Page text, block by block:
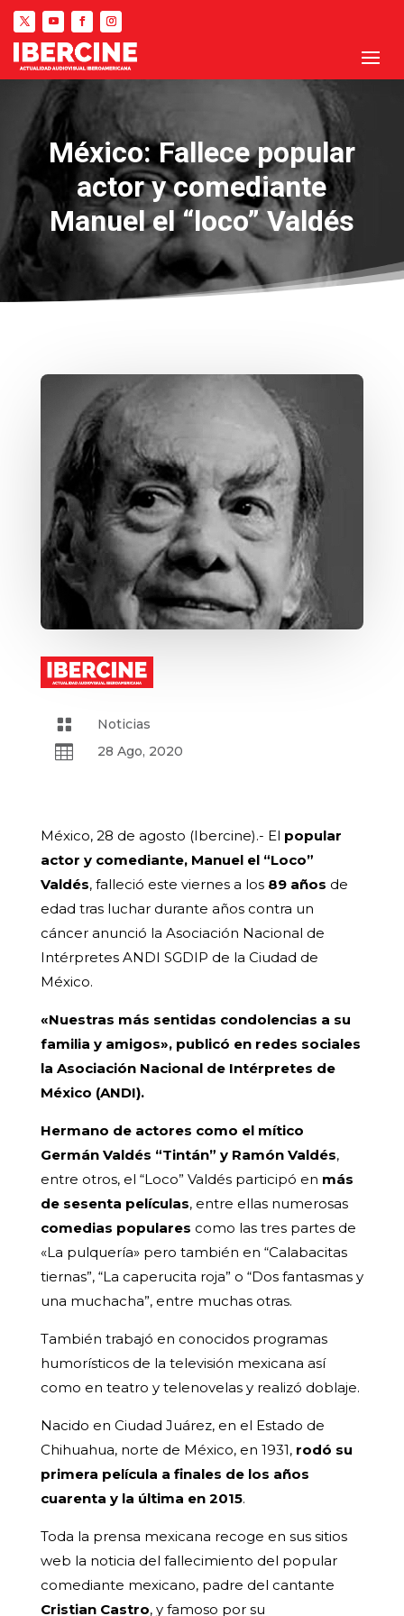
México: Fallece popular
actor y comediante
Manuel el “loco” Valdés
 Noticias
 28 Ago, 2020
México, 28 de agosto (Ibercine).- El popular
actor y comediante, Manuel el “Loco”
Valdés, falleció este viernes a los 89 años de
edad tras luchar durante años contra un
cáncer anunció la Asociación Nacional de
Intérpretes ANDI SGDIP de la Ciudad de
México.
«Nuestras más sentidas condolencias a su
familia y amigos», publicó en redes sociales
la Asociación Nacional de Intérpretes de
México (ANDI).
Hermano de actores como el mítico
Germán Valdés “Tintán” y Ramón Valdés,
entre otros, el “Loco” Valdés participó en más
de sesenta películas, entre ellas numerosas
comedias populares como las tres partes de
«La pulquería» pero también en “Calabacitas
tiernas”, “La caperucita roja” o “Dos fantasmas y
una muchacha”, entre muchas otras.
También trabajó en conocidos programas
humorísticos de la televisión mexicana así
como en teatro y telenovelas y realizó doblaje.
Nacido en Ciudad Juárez, en el Estado de
Chihuahua, norte de México, en 1931, rodó su
primera película a finales de los años
cuarenta y la última en 2015.
Toda la prensa mexicana recoge en sus sitios
web la noticia del fallecimiento del popular
comediante mexicano, padre del cantante
Cristian Castro, y famoso por su